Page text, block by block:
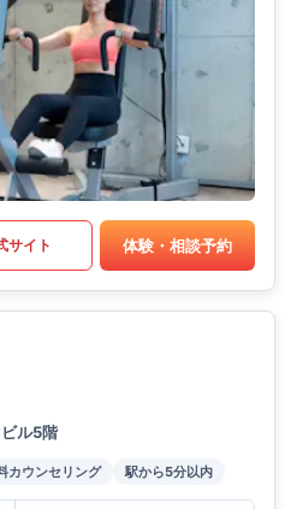
サイト 体験・相談予約
ル5階
カウンセリング 駅から5分以内